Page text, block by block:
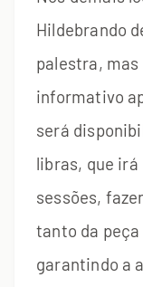
Hildebrando
palestra,
informativo
será
libras, que
sessões,
tanto da
garantindo a